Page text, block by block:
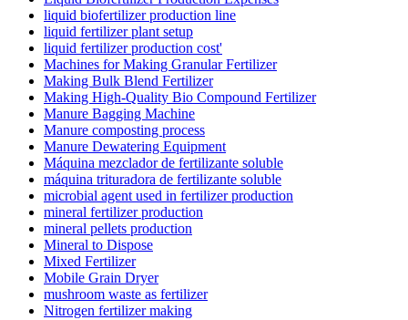
liquid biofertilizer production line
liquid fertilizer plant setup
liquid fertilizer production cost'
Machines for Making Granular Fertilizer
Making Bulk Blend Fertilizer
Making High-Quality Bio Compound Fertilizer
Manure Bagging Machine
Manure composting process
Manure Dewatering Equipment
Máquina mezclador de fertilizante soluble
máquina trituradora de fertilizante soluble
microbial agent used in fertilizer production
mineral fertilizer production
mineral pellets production
Mineral to Dispose
Mixed Fertilizer
Mobile Grain Dryer
mushroom waste as fertilizer
Nitrogen fertilizer making